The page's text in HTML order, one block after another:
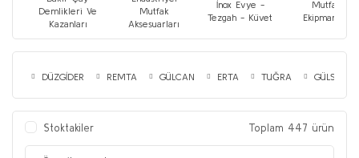
Demlikleri Ve
Kazanları
Mutfak
Aksesuarları
İnox Evye -
Tezgah - Küvet
Mutfak
Ekipmanları
DÜZGİDER REMTA GÜLCAN ERTA TUĞRA GÜLSAN
Stoktakiler Toplam 447 ürün